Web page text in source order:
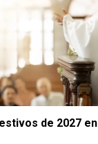
de 2027 en